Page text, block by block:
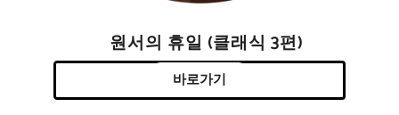
원서의 휴일 (클래식 3편)
바로가기